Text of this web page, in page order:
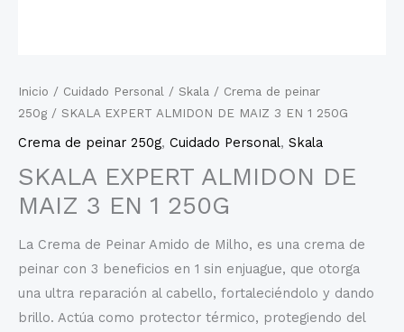
Inicio / Cuidado Personal / Skala / Crema de peinar
250g / SKALA EXPERT ALMIDON DE MAIZ 3 EN 1 250G
Crema de peinar 250g, Cuidado Personal, Skala
SKALA EXPERT ALMIDON DE
MAIZ 3 EN 1 250G
La Crema de Peinar Amido de Milho, es una crema de
peinar con 3 beneficios en 1 sin enjuague, que otorga
una ultra reparación al cabello, fortaleciéndolo y dando
brillo. Actúa como protector térmico, protegiendo del